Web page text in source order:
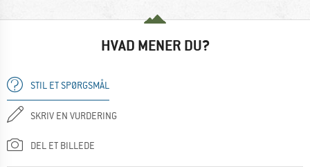
HVAD MENER DU?
STIL ET SPØRGSMÅL
SKRIV EN VURDERING
DEL ET BILLEDE